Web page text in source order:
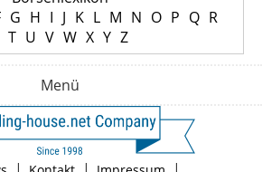
G H I J K L M N O P Q R
T U V W X Y Z
Menü